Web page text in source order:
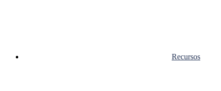
Recursos